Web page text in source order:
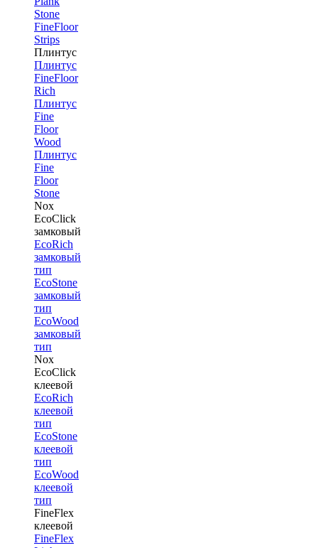
Stone
FineFloor
Strips
Плинтус
Плинтус
FineFloor
Rich
Плинтус
Fine
Floor
Wood
Плинтус
Fine
Floor
Stone
Nox
EcoClick
замковый
EcoRich
замковый
тип
EcoStone
замковый
тип
EcoWood
замковый
тип
Nox
EcoClick
клеевой
EcoRich
клеевой
тип
EcoStone
клеевой
тип
EcoWood
клеевой
тип
FineFlex
клеевой
FineFlex